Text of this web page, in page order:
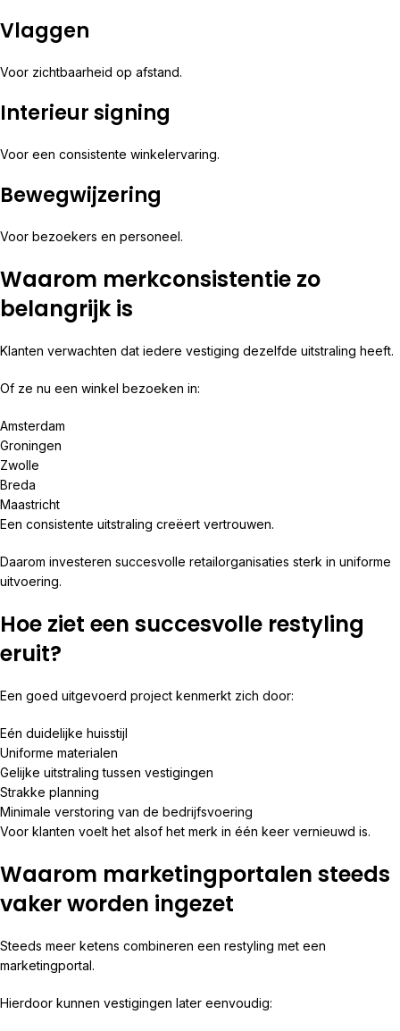
Vlaggen
Voor zichtbaarheid op afstand.
Interieur signing
Voor een consistente winkelervaring.
Bewegwijzering
Voor bezoekers en personeel.
Waarom merkconsistentie zo
belangrijk is
Klanten verwachten dat iedere vestiging dezelfde uitstraling heeft.
Of ze nu een winkel bezoeken in:
Amsterdam
Groningen
Zwolle
Breda
Maastricht
Een consistente uitstraling creëert vertrouwen.
Daarom investeren succesvolle retailorganisaties sterk in uniforme
uitvoering.
Hoe ziet een succesvolle restyling
eruit?
Een goed uitgevoerd project kenmerkt zich door:
Eén duidelijke huisstijl
Uniforme materialen
Gelijke uitstraling tussen vestigingen
Strakke planning
Minimale verstoring van de bedrijfsvoering
Voor klanten voelt het alsof het merk in één keer vernieuwd is.
Waarom marketingportalen steeds
vaker worden ingezet
Steeds meer ketens combineren een restyling met een
marketingportal.
Hierdoor kunnen vestigingen later eenvoudig: